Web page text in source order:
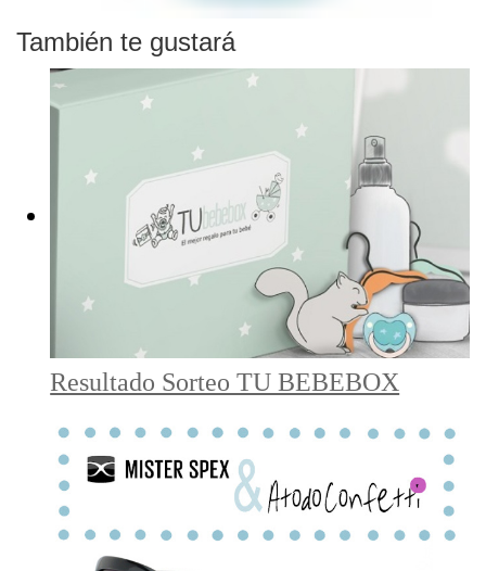
También te gustará
Resultado Sorteo TU BEBEBOX